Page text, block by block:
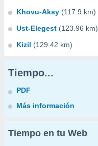
Khovu-Aksy (117.9 km)
Ust-Elegest (123.96 km)
Kizil (129.42 km)
Tiempo...
PDF
Más información
Tiempo en tu Web